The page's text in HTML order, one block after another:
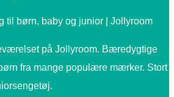
til børn, baby og junior | Jollyroom
på Jollyroom. Bæredygtige
fra mange populære mærker. Stort